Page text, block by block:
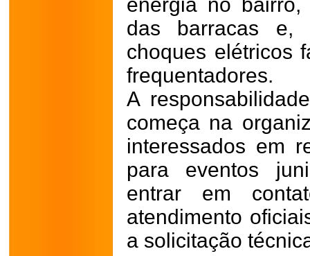
das barracas e,
choques elétricos
frequentadores.
A
começa na
interessados em
para eventos
entrar em
atendimento
a solicitação